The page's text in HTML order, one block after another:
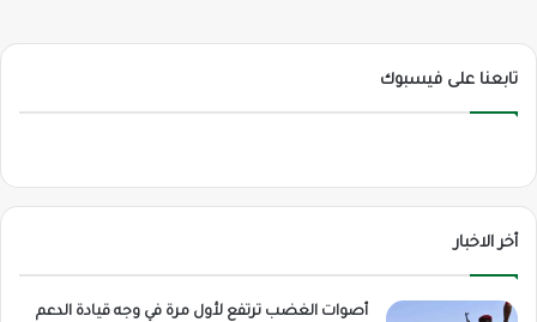
تابعنا على فيسبوك
أخر الاخبار
أصوات الغضب ترتفع لأول مرة في وجه قيادة الدعم